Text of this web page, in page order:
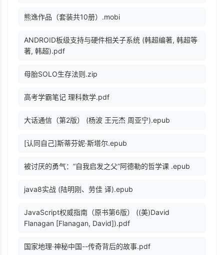
熊逸作品（套装共10册）.mobi
ANDROID板级支持与硬件相关子系统 (韩超编著, 韩超等
著, 韩超).pdf
母胎SOLO生存法则.zip
高考学霸笔记 理科数学.pdf
大话通信（第2版） (杨波 王元杰 周亚宁).epub
[认同自己]斯蒂芬妮·斯塔尔.epub
被讨厌的勇气：“自我启发之父”阿德勒的哲学课 .epub
java8实战 (陆明刚、劳佳 译).epub
JavaScript权威指南（原书第6版） ((美)David
Flanagan [Flanagan, David]).pdf
国家地理·神秘中国--传奇背后的故事.pdf